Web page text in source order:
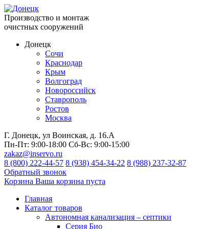
Производство и монтаж
очистных сооружений
Донецк
Сочи
Краснодар
Крым
Волгоград
Новороссийск
Ставрополь
Ростов
Москва
Г. Донецк, ул Воинская, д. 16.А
Пн-Пт: 9:00-18:00 Сб-Вс: 9:00-15:00
zakaz@inservo.ru
8 (800) 222-44-57 8 (938) 454-34-22 8 (988) 237-32-87
Обратный звонок
Корзина Ваша корзина пуста
Главная
Каталог товаров
Автономная канализация – септики
Серия Био